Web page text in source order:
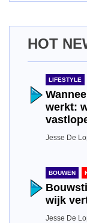
HOT
LIFESTYLE
werkt:
Jesse De
BOUWEN
wijk
Jesse De